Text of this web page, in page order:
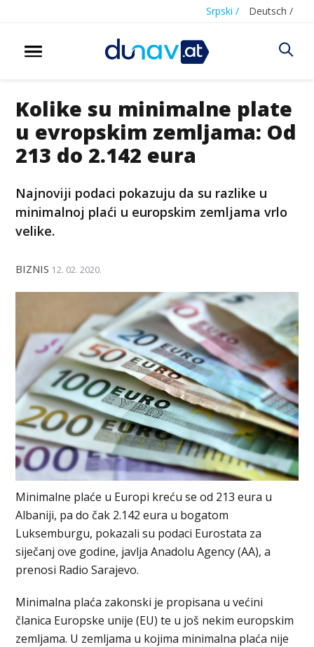
Srpski / Deutsch /
Kolike su minimalne plate
u evropskim zemljama: Od
213 do 2.142 eura
Najnoviji podaci pokazuju da su razlike u
minimalnoj plaći u europskim zemljama vrlo
velike.
BIZNIS 12. 02. 2020.
Minimalne plaće u Europi kreću se od 213 eura u
Albaniji, pa do čak 2.142 eura u bogatom
Luksemburgu, pokazali su podaci Eurostata za
siječanj ove godine, javlja Anadolu Agency (AA), a
prenosi Radio Sarajevo.
Minimalna plaća zakonski je propisana u većini
članica Europske unije (EU) te u još nekim europskim
zemljama. U zemljama u kojima minimalna plaća nije